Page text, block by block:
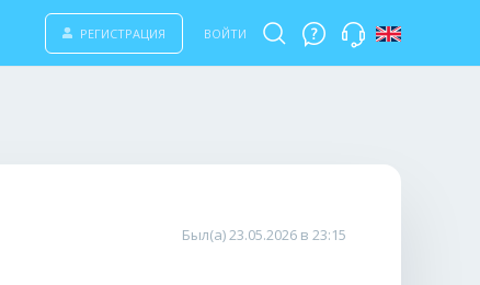
РЕГИСТРАЦИЯ ВОЙТИ
Был(а) 23.05.2026 в 23:15